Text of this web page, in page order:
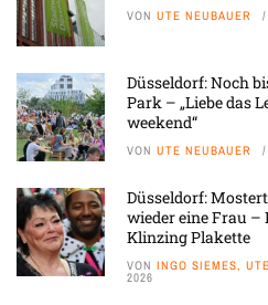
VON UTE NEUBAUER
Düsseldorf: Noch
Park – „Liebe das
weekend“
VON UTE NEUBAUER
Düsseldorf:
wieder eine Frau
Klinzing Plakette
VON INGO SIEMES,
2026